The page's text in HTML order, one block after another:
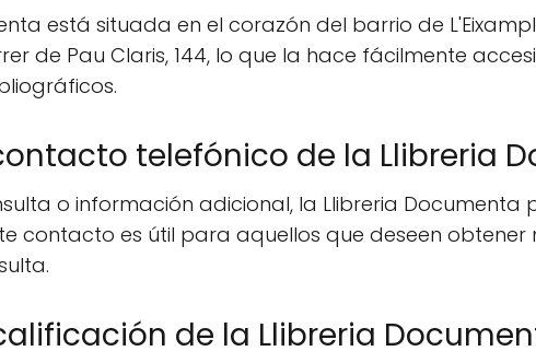
está situada en el corazón del barrio de
de Pau Claris, 144, lo que la hace fácilmente
telefónico de la Llibreria
o información adicional, la Llibreria
contacto es útil para aquellos que deseen
de la Llibreria